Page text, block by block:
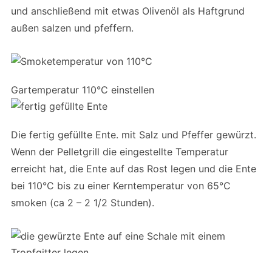
und anschließend mit etwas Olivenöl als Haftgrund
außen salzen und pfeffern.
Gartemperatur 110°C einstellen
Die fertig gefüllte Ente. mit Salz und Pfeffer gewürzt.
Wenn der Pelletgrill die eingestellte Temperatur
erreicht hat, die Ente auf das Rost legen und die Ente
bei 110°C bis zu einer Kerntemperatur von 65°C
smoken (ca 2 – 2 1/2 Stunden).